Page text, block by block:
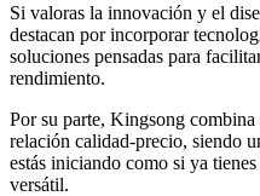
Si valoras la innovación y el
destacan por incorporar
soluciones pensadas para
rendimiento.
Por su parte, Kingsong
relación calidad-precio, siendo
estás iniciando como si ya
versátil.